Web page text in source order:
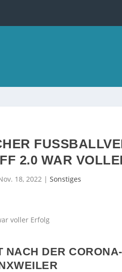
2.0 WAR
18, 2022 |Sonstiges
NACH DER